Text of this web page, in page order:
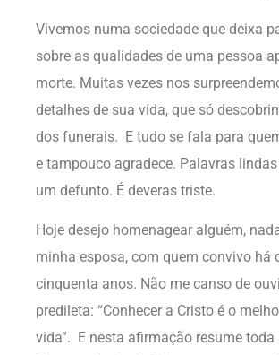
Vivemos numa sociedade que deixa
sobre as qualidades de uma pessoa
morte. Muitas vezes nos
detalhes de sua vida, que só
dos funerais. E tudo se fala para
e tampouco agradece. Palavras
um defunto. É deveras triste.
Hoje desejo homenagear alguém,
minha esposa, com quem convivo há
cinquenta anos. Não me canso de
predileta: “Conhecer a Cristo é o
vida”. E nesta afirmação resume toda